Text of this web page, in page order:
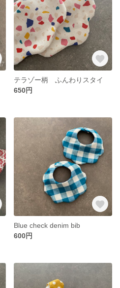
テラゾー柄 ふんわりスタイ
650円
Blue check denim bib
600円